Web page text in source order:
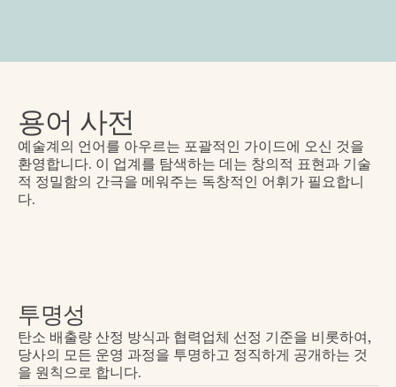
용어 사전
예술계의 언어를 아우르는 포괄적인 가이드에 오신 것을
환영합니다. 이 업계를 탐색하는 데는 창의적 표현과 기술
적 정밀함의 간극을 메워주는 독창적인 어휘가 필요합니
다.
투명성
탄소 배출량 산정 방식과 협력업체 선정 기준을 비롯하여,
당사의 모든 운영 과정을 투명하고 정직하게 공개하는 것
을 원칙으로 합니다.